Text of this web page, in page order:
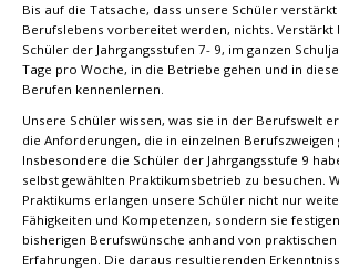
Bis auf die Tatsache, dass unsere Schüler
Berufslebens vorbereitet werden, nichts. Verstärkt
Schüler der Jahrgangsstufen 7- 9, im ganzen
Tage pro Woche, in die Betriebe gehen und in
Berufen kennenlernen.
Unsere Schüler wissen, was sie in der Berufswelt
die Anforderungen, die in einzelnen
Insbesondere die Schüler der Jahrgangsstufe 9
selbst gewählten Praktikumsbetrieb zu besuchen.
Praktikums erlangen unsere Schüler nicht nur
Fähigkeiten und Kompetenzen, sondern sie
bisherigen Berufswünsche anhand von
Erfahrungen. Die daraus resultierenden